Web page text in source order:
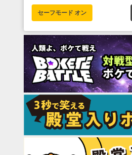
セーフモード オン